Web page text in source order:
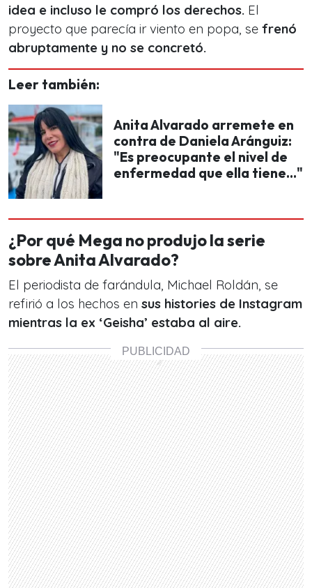
idea e incluso le compró los derechos. El
proyecto que parecía ir viento en popa, se frenó
abruptamente y no se concretó.
Leer también:
Anita Alvarado arremete en
contra de Daniela Aránguiz:
"Es preocupante el nivel de
enfermedad que ella tiene..."
¿Por qué Mega no produjo la serie
sobre Anita Alvarado?
El periodista de farándula, Michael Roldán, se
refirió a los hechos en sus histories de Instagram
mientras la ex ‘Geisha’ estaba al aire.